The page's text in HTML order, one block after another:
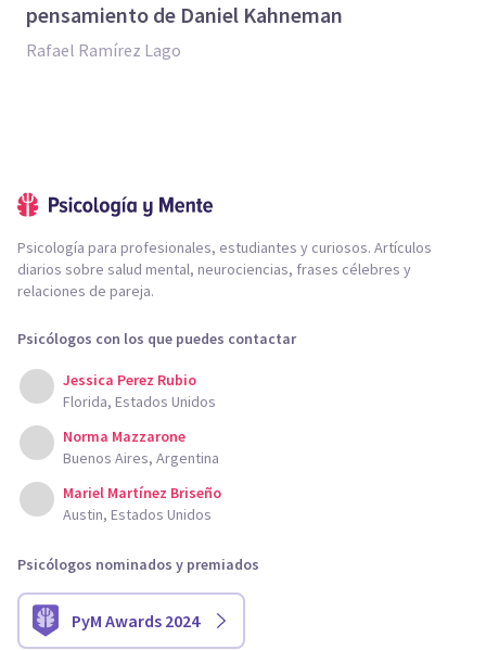
pensamiento de Daniel Kahneman
Rafael Ramírez Lago
Psicología para profesionales, estudiantes y curiosos. Artículos
diarios sobre salud mental, neurociencias, frases célebres y
relaciones de pareja.
Psicólogos con los que puedes contactar
Jessica Perez Rubio
Florida, Estados Unidos
Norma Mazzarone
Buenos Aires, Argentina
Mariel Martínez Briseño
Austin, Estados Unidos
Psicólogos nominados y premiados
PyM Awards 2024